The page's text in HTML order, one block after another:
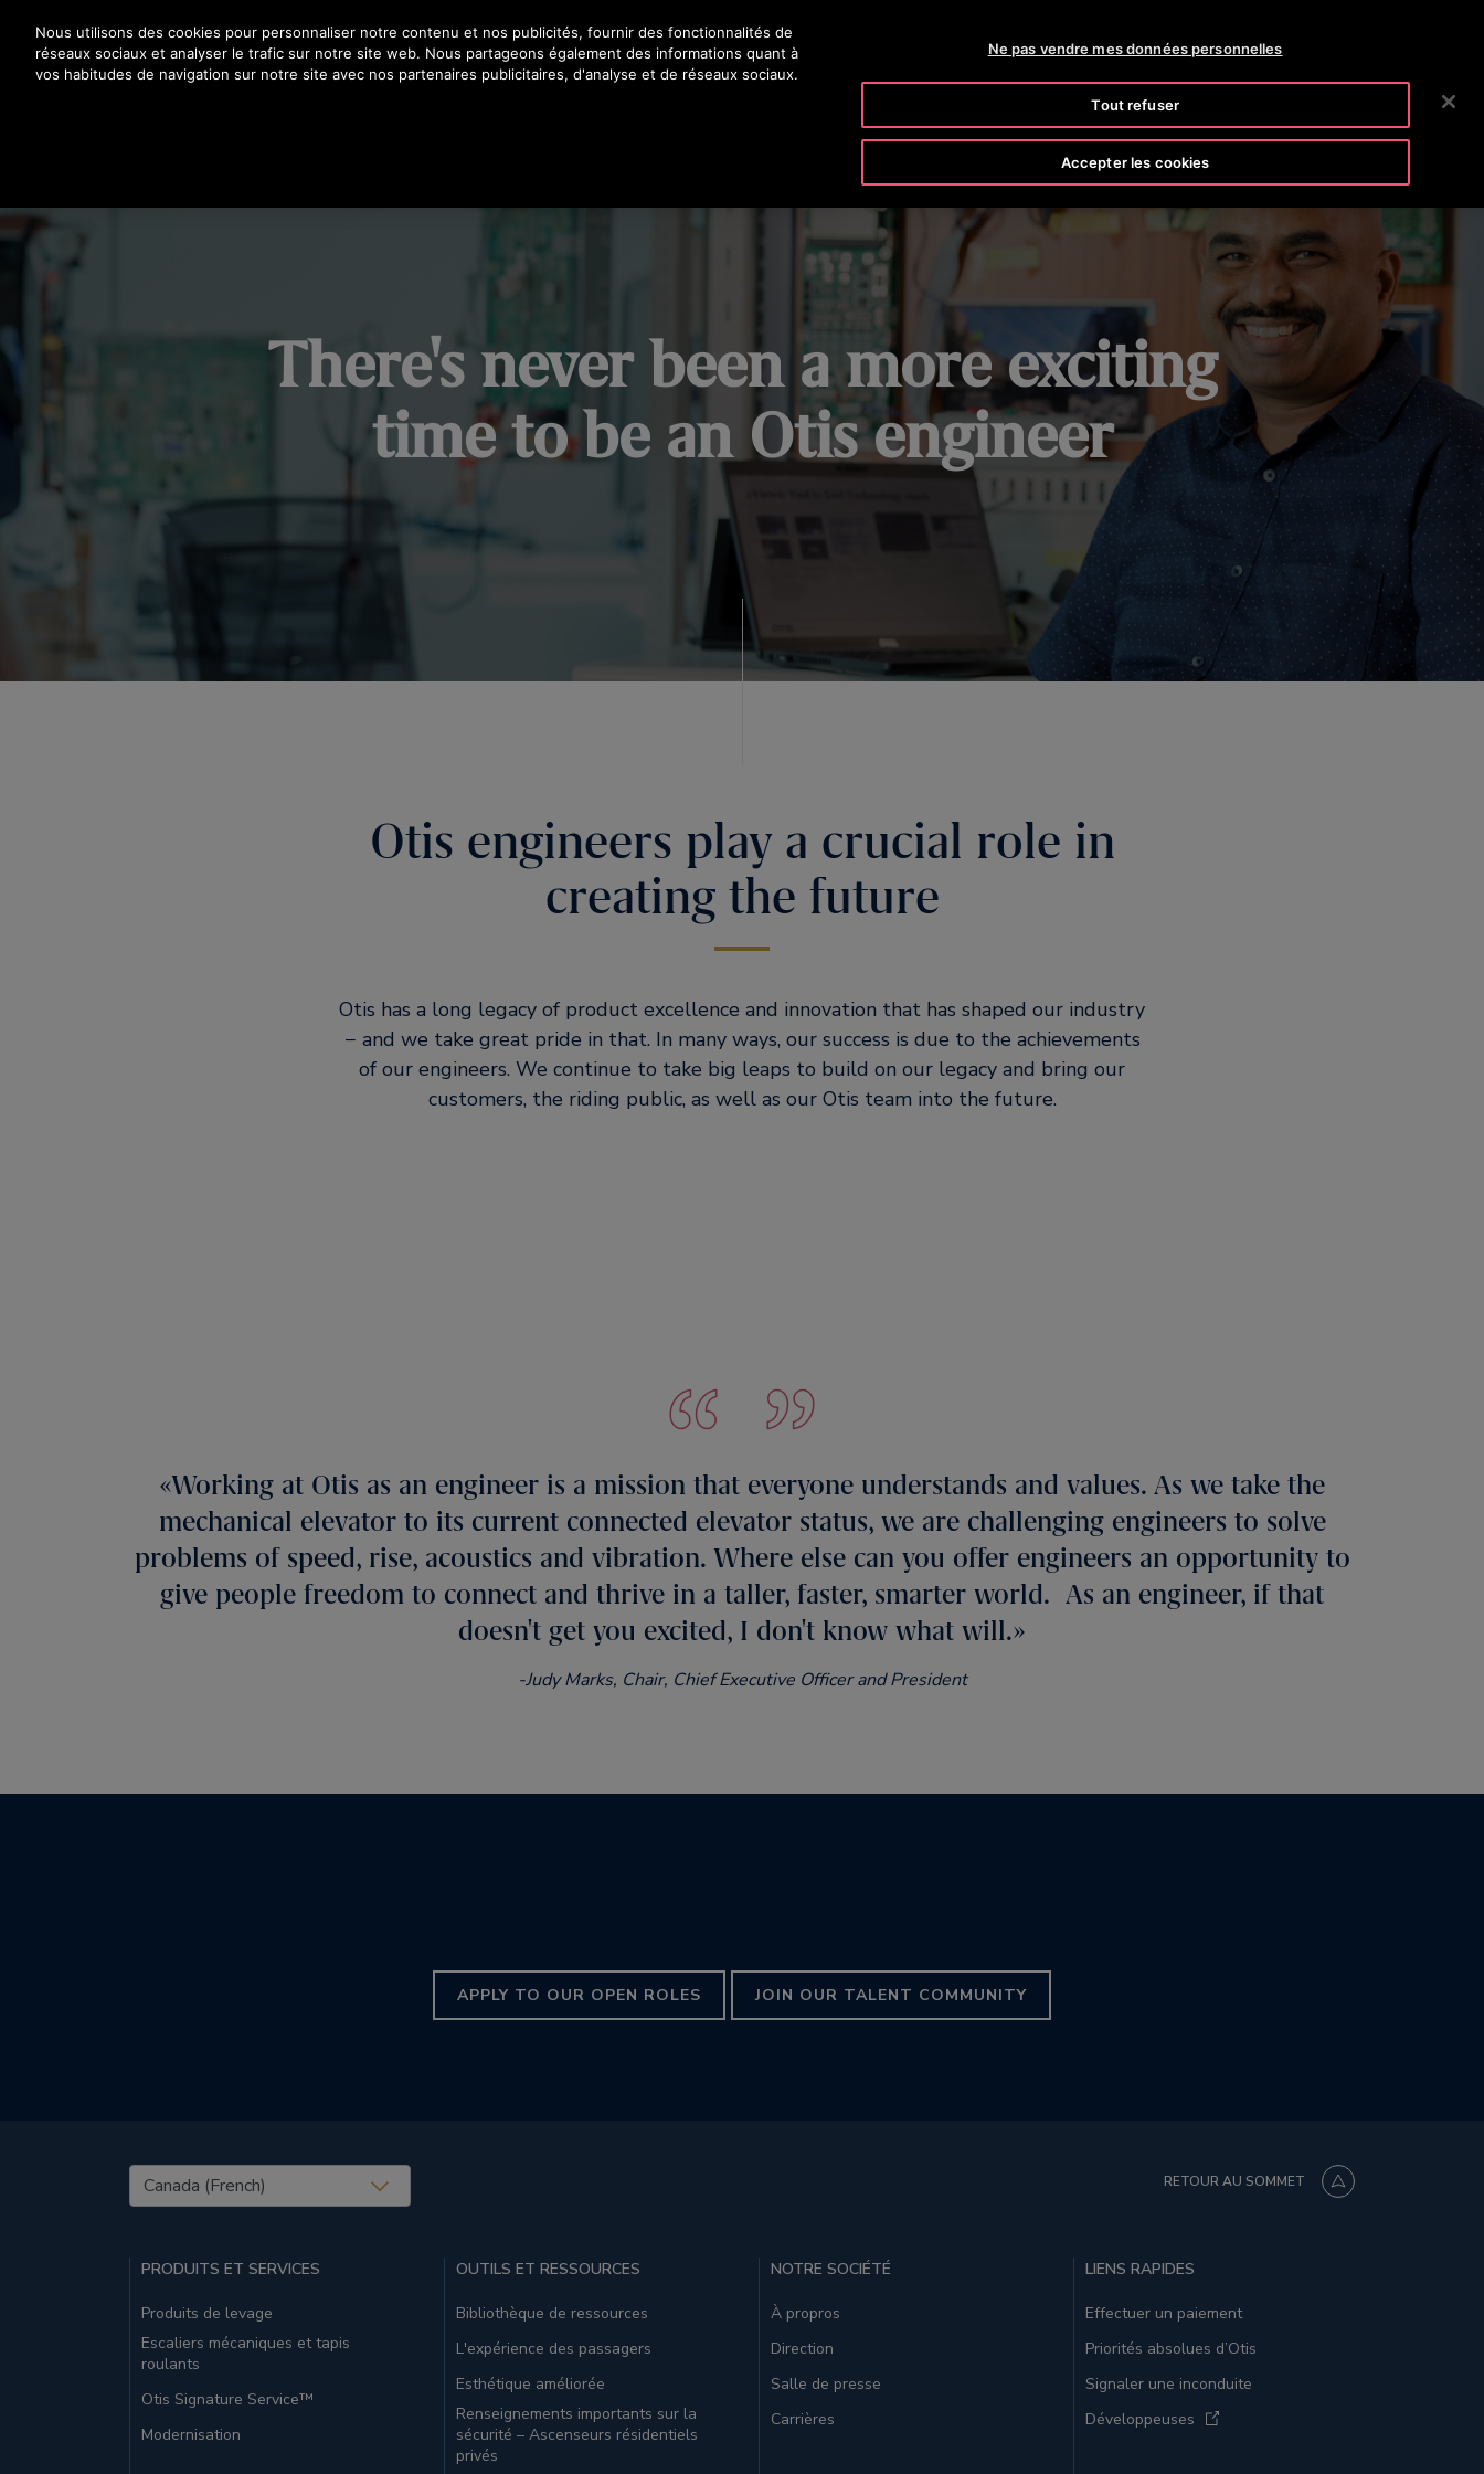
Appuyez sur Entrée pour passer au contenu principal
OTISLINE (800) 238-6847 SALLE DE PRESSE
RECHERCHER
There's never been a more exciting
time to be an Otis engineer
Otis engineers play a crucial role in
creating the future
Otis has a long legacy of product excellence and innovation that has shaped our industry
− and we take great pride in that. In many ways, our success is due to the achievements
of our engineers. We continue to take big leaps to build on our legacy and bring our
customers, the riding public, as well as our Otis team into the future.
Working at Otis as an engineer is a mission that everyone understands and values. As we take the
mechanical elevator to its current connected elevator status, we are challenging engineers to solve
problems of speed, rise, acoustics and vibration. Where else can you offer engineers an opportunity to
give people freedom to connect and thrive in a taller, faster, smarter world. As an engineer, if that
doesn't get you excited, I don't know what will.
-Judy Marks, Chair, Chief Executive Officer and President
APPLY TO OUR OPEN ROLES JOIN OUR TALENT COMMUNITY
United States (EN) RETOUR AU SOMMET
PRODUITS ET SERVICES
Produits de levage
Escaliers mécaniques et tapis
roulants
Otis Signature Service™
Modernisation
OUTILS ET RESSOURCES
Bibliothèque de ressources
L'expérience des passagers
Esthétique améliorée
Renseignements importants sur la
sécurité – Ascenseurs résidentiels
privés
NOTRE SOCIÉTÉ
À propros
Direction
Salle de presse
Carrières
LIENS RAPIDES
Effectuer un paiement
Priorités absolues d’Otis
Signaler une inconduite
Développeuses
Nous utilisons des cookies pour personnaliser notre contenu et nos publicités, fournir des fonctionnalités de
réseaux sociaux et analyser le trafic sur notre site web. Nous partageons également des informations quant à
vos habitudes de navigation sur notre site avec nos partenaires publicitaires, d'analyse et de réseaux sociaux.
Ne pas vendre mes données personnelles
Tout refuser
Accepter les cookies